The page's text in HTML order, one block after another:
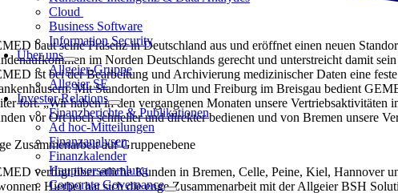
Cloud
Business Software
Information Security
Über uns
Allgeier-Gruppe
Allgeier SE
Investor Relations
Finanzberichte & Publikationen
Ad hoc-Mitteilungen
Finanzanalysen
Finanzkalender
Hauptversammlung
Corporate Governance
baut seine Präsenz in Deutschland aus und eröffnet einen neuen
im Norden Deutschlands gerecht und unterstreicht damit
ist bei der Bearbeitung und Archivierung medizinischer Daten eine
Mit Standorten in Ulm und Freiburg im Breisgau bedient
fort. „Wir haben in den vergangenen Monaten unsere
vor Ort noch schneller und direkter bedienen und von Bremen unsere
Zusammenarbeit auf Gruppenebene
verfügt über etliche Kunden in Bremen, Celle, Peine, Kiel, Hannover
Hierbei hat sich die enge Zusammenarbeit mit der Allgeier BSH